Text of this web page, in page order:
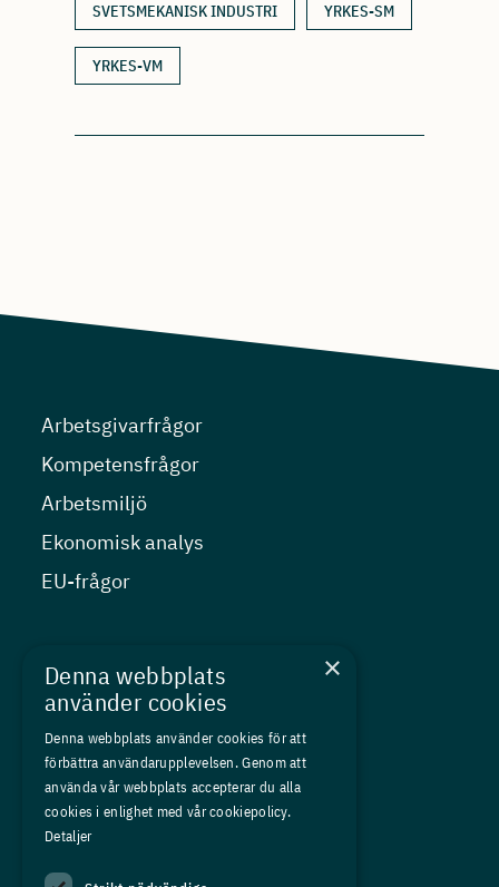
SVETSMEKANISK INDUSTRI YRKES-SM
YRKES-VM
Arbetsgivarfrågor
Kompetensfrågor
Arbetsmiljö
Ekonomisk analys
EU-frågor
Kurser
Medlemskap
Om oss
Press
In English
×
Denna webbplats
använder cookies
Denna webbplats använder cookies för att
förbättra användarupplevelsen. Genom att
använda vår webbplats accepterar du alla
cookies i enlighet med vår cookiepolicy.
Detaljer